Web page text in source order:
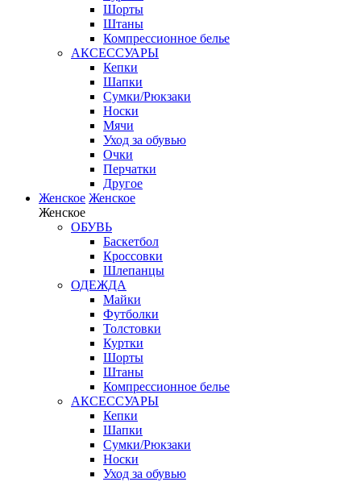
Шорты
Штаны
Компрессионное белье
АКСЕССУАРЫ
Кепки
Шапки
Сумки/Рюкзаки
Носки
Мячи
Уход за обувью
Очки
Перчатки
Другое
Женское Женское
Женское
ОБУВЬ
Баскетбол
Кроссовки
Шлепанцы
ОДЕЖДА
Майки
Футболки
Толстовки
Куртки
Шорты
Штаны
Компрессионное белье
АКСЕССУАРЫ
Кепки
Шапки
Сумки/Рюкзаки
Носки
Уход за обувью